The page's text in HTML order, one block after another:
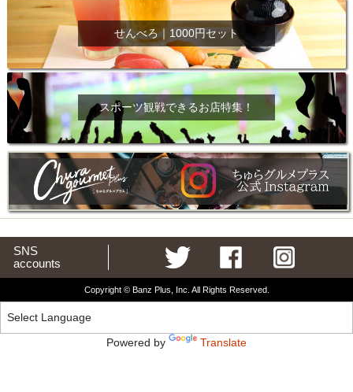
せんべろ｜1000円セット
スポーツ観戦できるお店特集！
SNS
accounts
Copyright © Banz Plus, Inc. All Rights Reserved.
Powered by Translate